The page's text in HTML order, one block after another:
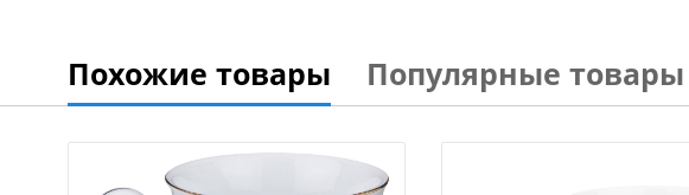
Похожие товары Популярные товары